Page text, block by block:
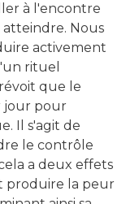
à l'encontre
Nous
activement
rituel
que le
jour pour
Il s'agit de
le contrôle
a deux effets
produire la peur